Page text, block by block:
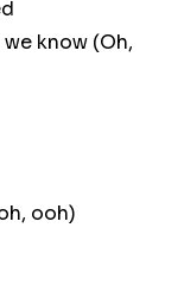
know (Oh,
ooh)